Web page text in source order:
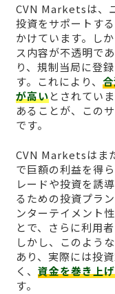
CVN Marketsは、
投資をサポートす
かけています。し
ス内容が不透明で
り、規制当局に登
す。これにより、
が高いとされてい
あることが、この
です。
CVN Marketsはま
で巨額の利益を得
レードや投資を誘
るための投資プラ
ンターテイメント
とで、さらに利用
しかし、このよう
あり、実際には投
く、 資金を巻き上
す。